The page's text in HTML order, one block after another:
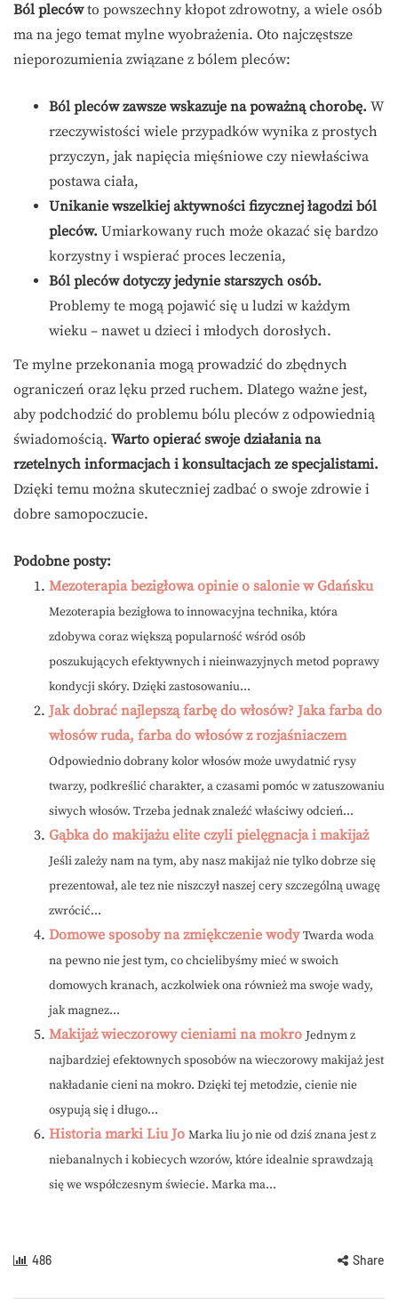
Ból plecówto powszechny kłopot zdrowotny, a wiele osób
ma na jego temat mylne wyobrażenia. Oto najczęstsze
nieporozumienia związane z bólem pleców:
Ból pleców zawsze wskazuje na poważną chorobę. W
rzeczywistości wiele przypadków wynika z prostych
przyczyn, jak napięcia mięśniowe czy niewłaściwa
postawa ciała,
Unikanie wszelkiej aktywności fizycznej łagodzi ból
pleców. Umiarkowany ruch może okazać się bardzo
korzystny i wspierać proces leczenia,
Ból pleców dotyczy jedynie starszych osób.
Problemy te mogą pojawić się u ludzi w każdym
wieku – nawet u dzieci i młodych dorosłych.
Te mylne przekonania mogą prowadzić do zbędnych
ograniczeń oraz lęku przed ruchem. Dlatego ważne jest,
aby podchodzić do problemu bólu pleców z odpowiednią
świadomością. Warto opierać swoje działania na
rzetelnych informacjach i konsultacjach ze specjalistami.
Dzięki temu można skuteczniej zadbać o swoje zdrowie i
dobre samopoczucie.
Podobne posty:
Mezoterapia bezigłowa opinie o salonie w Gdańsku
Mezoterapia bezigłowa to innowacyjna technika, która
zdobywa coraz większą popularność wśród osób
poszukujących efektywnych i nieinwazyjnych metod poprawy
kondycji skóry. Dzięki zastosowaniu...
Jak dobrać najlepszą farbę do włosów? Jaka farba do
włosów ruda, farba do włosów z rozjaśniaczem
Odpowiednio dobrany kolor włosów może uwydatnić rysy
twarzy, podkreślić charakter, a czasami pomóc w zatuszowaniu
siwych włosów. Trzeba jednak znaleźć właściwy odcień...
Gąbka do makijażu elite czyli pielęgnacja i makijaż
Jeśli zależy nam na tym, aby nasz makijaż nie tylko dobrze się
prezentował, ale tez nie niszczył naszej cery szczególną uwagę
zwrócić...
Domowe sposoby na zmiękczenie wody Twarda woda
na pewno nie jest tym, co chcielibyśmy mieć w swoich
domowych kranach, aczkolwiek ona również ma swoje wady,
jak magnez...
Makijaż wieczorowy cieniami na mokro Jednym z
najbardziej efektownych sposobów na wieczorowy makijaż jest
nakładanie cieni na mokro. Dzięki tej metodzie, cienie nie
osypują się i długo...
Historia marki Liu Jo Marka liu jo nie od dziś znana jest z
niebanalnych i kobiecych wzorów, które idealnie sprawdzają
się we współczesnym świecie. Marka ma...
486 Share